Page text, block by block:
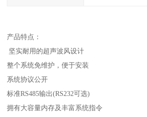
产品特点：
坚实耐用的超声波风设计
整个系统免维护，便于安装
系统协议公开
标准RS485输出(RS232可选)
拥有大容量内存及丰富系统指令